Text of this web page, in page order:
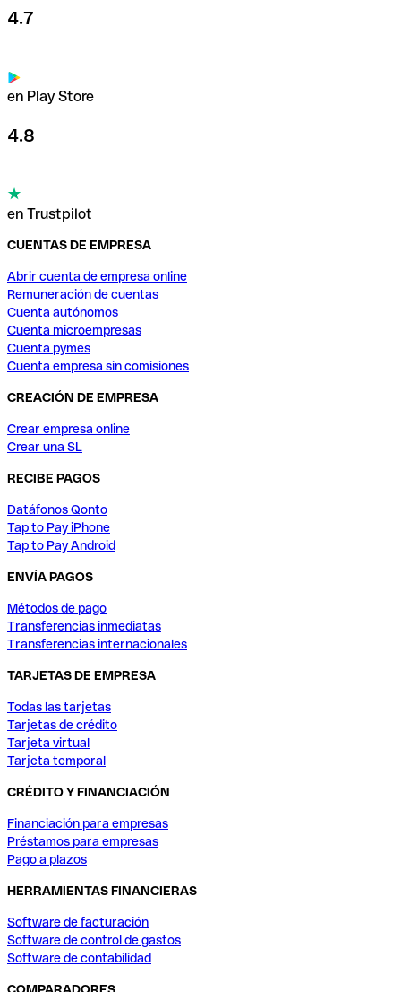
4.7
en Play Store
4.8
en Trustpilot
CUENTAS DE EMPRESA
Abrir cuenta de empresa online
Remuneración de cuentas
Cuenta autónomos
Cuenta microempresas
Cuenta pymes
Cuenta empresa sin comisiones
CREACIÓN DE EMPRESA
Crear empresa online
Crear una SL
RECIBE PAGOS
Datáfonos Qonto
Tap to Pay iPhone
Tap to Pay Android
ENVÍA PAGOS
Métodos de pago
Transferencias inmediatas
Transferencias internacionales
TARJETAS DE EMPRESA
Todas las tarjetas
Tarjetas de crédito
Tarjeta virtual
Tarjeta temporal
CRÉDITO Y FINANCIACIÓN
Financiación para empresas
Préstamos para empresas
Pago a plazos
HERRAMIENTAS FINANCIERAS
Software de facturación
Software de control de gastos
Software de contabilidad